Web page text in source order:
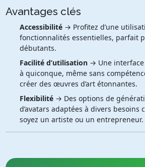
Avantages clés
Accessibilité→ Profitez d’une
fonctionnalités essentielles, parfait
débutants.
Facilité d’utilisation→ Une interface
à quiconque, même sans
créer des œuvres d’art étonnantes.
Flexibilité→ Des options de
d’avatars adaptées à divers besoins
soyez un artiste ou un entrepreneur.